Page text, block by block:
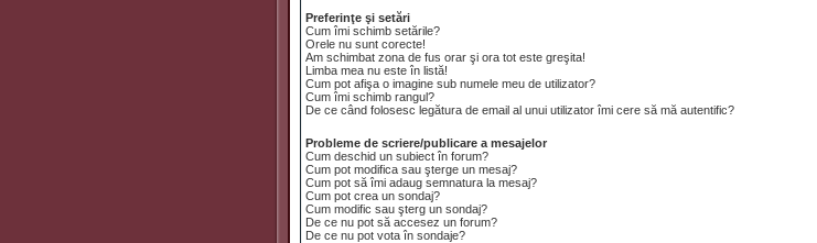
Preferinţe şi setări
Cum îmi schimb setările?
Orele nu sunt corecte!
Am schimbat zona de fus orar şi ora tot este greşita!
Limba mea nu este în listă!
Cum pot afişa o imagine sub numele meu de utilizator?
Cum îmi schimb rangul?
De ce când folosesc legătura de email al unui utilizator îmi cere să mă autentific?
Probleme de scriere/publicare a mesajelor
Cum deschid un subiect în forum?
Cum pot modifica sau şterge un mesaj?
Cum pot să îmi adaug semnatura la mesaj?
Cum pot crea un sondaj?
Cum modific sau şterg un sondaj?
De ce nu pot să accesez un forum?
De ce nu pot vota în sondaje?